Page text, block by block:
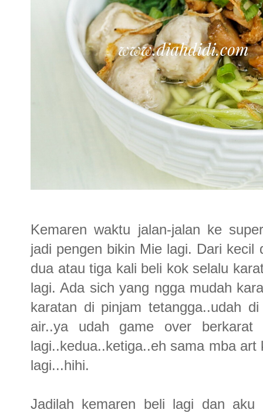
Kemaren waktu jalan-jalan ke
jadi pengen bikin Mie lagi. Dari kecil
dua atau tiga kali beli kok selalu
lagi. Ada sich yang ngga mudah
karatan di pinjam tetangga..udah
air..ya udah game over
lagi..kedua..ketiga..eh sama mba
lagi...hihi.
Jadilah kemaren beli lagi dan aku